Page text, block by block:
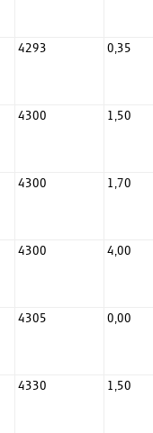
4293 0,35
4300 1,50
4300 1,70
4300 4,00
4305 0,00
4330 1,50